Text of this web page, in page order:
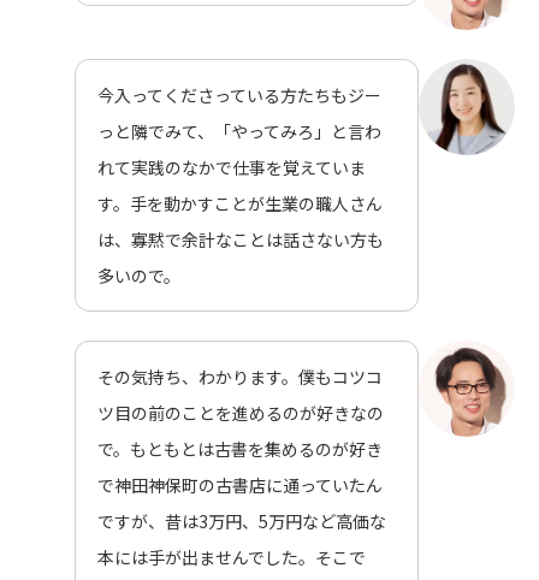
今入ってくださっている方たちもジー
っと隣でみて、「やってみろ」と言わ
れて実践のなかで仕事を覚えていま
す。手を動かすことが生業の職人さん
は、寡黙で余計なことは話さない方も
多いので。
その気持ち、わかります。僕もコツコ
ツ目の前のことを進めるのが好きなの
で。もともとは古書を集めるのが好き
で神田神保町の古書店に通っていたん
ですが、昔は3万円、5万円など高価な
本には手が出ませんでした。そこで